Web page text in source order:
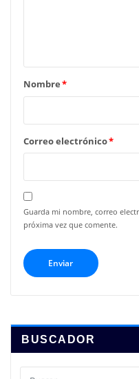
Nombre*
Correo electrónico*
Guarda mi nombre, correo
próxima vez que comente.
BUSCADOR